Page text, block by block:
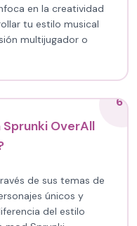
en la creatividad
tu estilo musical
multijugador o
6
OverAll
de sus temas de
únicos y
del estilo